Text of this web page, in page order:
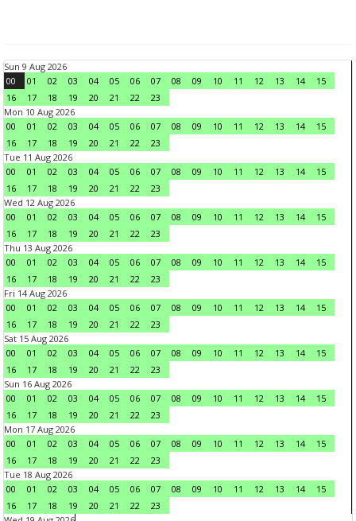
Sun 9 Aug 2026
00
01 02 03 04 05 06 07 08 09 10 11 12 13 14
15
16
17 18 19 20 21 22
23
Mon 10 Aug 2026
00
01 02 03 04 05 06 07 08 09 10 11 12 13 14
15
16
17 18 19 20 21 22
23
Tue 11 Aug 2026
00
01 02 03 04 05 06 07 08 09 10 11 12 13 14
15
16
17 18 19 20 21 22
23
Wed 12 Aug 2026
00
01 02 03 04 05 06 07 08 09 10 11 12 13 14
15
16
17 18 19 20 21 22
23
Thu 13 Aug 2026
00
01 02 03 04 05 06 07 08 09 10 11 12 13 14
15
16
17 18 19 20 21 22
23
Fri 14 Aug 2026
00
01 02 03 04 05 06 07 08 09 10 11 12 13 14
15
16
17 18 19 20 21 22
23
Sat 15 Aug 2026
00
01 02 03 04 05 06 07 08 09 10 11 12 13 14
15
16
17 18 19 20 21 22
23
Sun 16 Aug 2026
00
01 02 03 04 05 06 07 08 09 10 11 12 13 14
15
16
17 18 19 20 21 22
23
Mon 17 Aug 2026
00
01 02 03 04 05 06 07 08 09 10 11 12 13 14
15
16
17 18 19 20 21 22
23
Tue 18 Aug 2026
00
01 02 03 04 05 06 07 08 09 10 11 12 13 14
15
16
17 18 19 20 21 22
23